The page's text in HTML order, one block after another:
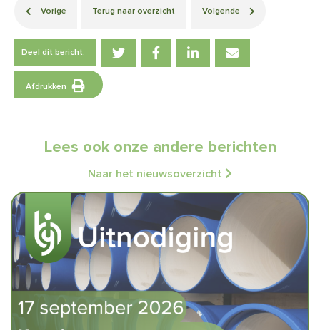
Vorige Terug naar overzicht Volgende
Deel dit bericht:
Afdrukken
Lees ook onze andere berichten
Naar het nieuwsoverzicht